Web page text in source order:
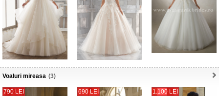
Voaluri mireasa (3)
790 LEI 690 LEI 1.100 LEI